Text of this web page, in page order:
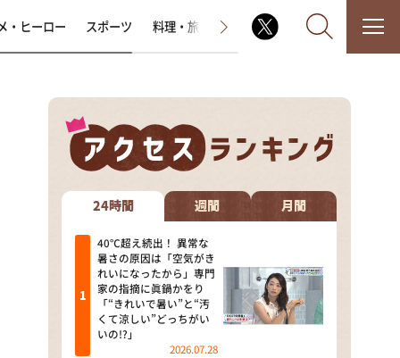
なるみ・岡村の過ぎるTV
相席食堂
これ余談なんですけど・・・
～人生密着トークバラエティ！
～ やすとものいたって真剣です
探偵！ナイトスクープ
・ヒーロー スポーツ 料理・旅 ラジオ番組 その他
24時間 週間 月間
40℃超え続出！ 異常な
暑さの原因は「空気がき
れいになったから」専門
家の指摘に眞鍋かをり
「“きれいで暑い”と“汚
くて涼しい”どっちがい
いの!?」
2026.07.28